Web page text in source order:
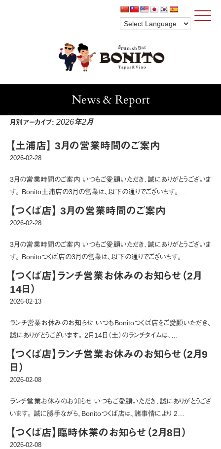
Click
News & Report
月別アーカイブ: 2026年2月
【土浦店】 3月の営業時間のご案内
2026-02-28
3月の営業時間のご案内 いつもご愛顧いただき、誠にありがとうございま
す。 Bonito土浦店の3月の営業は、以下の通りでございます。 …
【つくば店】 3月の営業時間のご案内
2026-02-28
3月の営業時間のご案内 いつもご愛顧いただき、誠にありがとうございま
す。 Bonitoつくば店の3月の営業は、以下の通りでございます。…
【つくば店】ランチ営業お休みのお知らせ（2月
14日）
2026-02-13
ランチ営業お休みのお知らせ いつもBonitoつくば店をご愛顧いただき、
誠にありがとうございます。 2月14日（土）のランチタイムは、…
【つくば店】ランチ営業お休みのお知らせ（2月9
日）
2026-02-08
ランチ営業お休みのお知らせ いつもご愛顧いただき、誠にありがとうござ
います。 誠に勝手ながら、Bonitoつくば店は、諸事情により 2…
【つくば店】臨時休業のお知らせ（2月8日）
2026-02-08